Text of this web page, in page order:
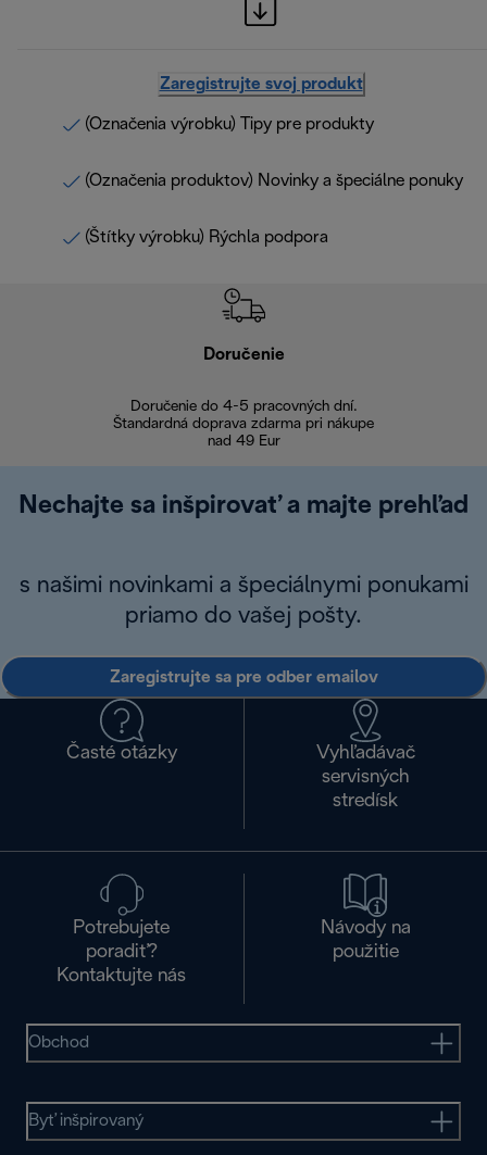
Zaregistrujte svoj produkt
(Označenia výrobku) Tipy pre produkty
(Označenia produktov) Novinky a špeciálne ponuky
(Štítky výrobku) Rýchla podpora
Doručenie
Doručenie do 4-5 pracovných dní.
Štandardná doprava zdarma pri nákupe
nad 49 Eur
Nechajte sa inšpirovať a majte prehľad
s našimi novinkami a špeciálnymi ponukami
priamo do vašej pošty.
Zaregistrujte sa pre odber emailov
Časté otázky
Vyhľadávač
servisných
stredísk
Potrebujete
poradiť?
Kontaktujte nás
Návody na
použitie
Obchod
Byť inšpirovaný